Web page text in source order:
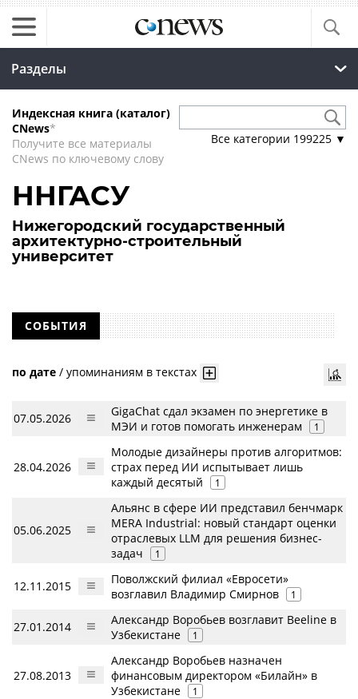
Разделы
Индексная книга (каталог)
CNews*
Получите все материалы
CNews по ключевому слову
Все категории 199225 ▼
ННГАСУ
Нижегородский государственный
архитектурно-строительный
университет
СОБЫТИЯ
по дате / упоминаниям в текстах
07.05.2026
GigaChat сдал экзамен по энергетике в
МЭИ и готов помогать инженерам
1
28.04.2026
Молодые дизайнеры против алгоритмов:
страх перед ИИ испытывает лишь
каждый десятый
1
05.06.2025
Альянс в сфере ИИ представил бенчмарк
MERA Industrial: новый стандарт оценки
отраслевых LLM для решения бизнес-
задач
1
12.11.2015
Поволжский филиал «Евросети»
возглавил Владимир Смирнов
1
27.01.2014
Александр Воробьев возглавит Beeline в
Узбекистане
1
27.08.2013
Александр Воробьев назначен
финансовым директором «Билайн» в
Узбекистане
1